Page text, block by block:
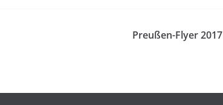
Preußen-Flyer 2017